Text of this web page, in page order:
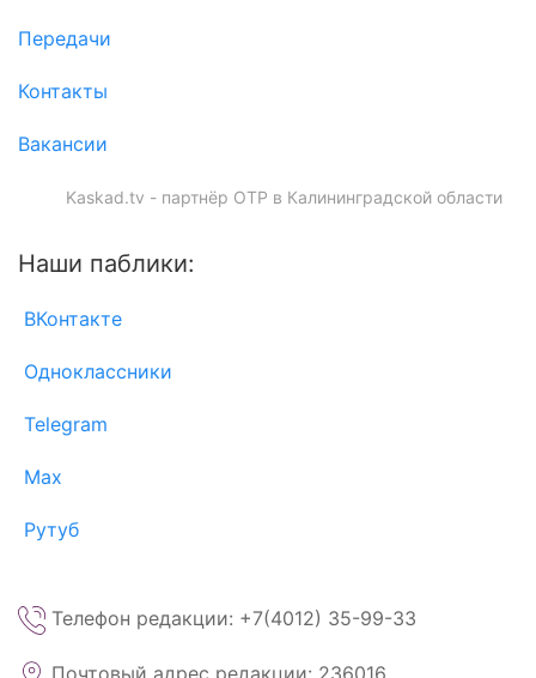
Передачи
Контакты
Вакансии
Kaskad.tv - партнёр ОТР в Калининградской области
Наши паблики:
ВКонтакте
Одноклассники
Telegram
Max
Рутуб
Телефон редакции: +7(4012) 35-99-33